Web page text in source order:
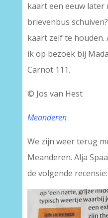
kaart een eeuw later
brievenbus
kaart zelf te houden.
ik op bezoek bij
Carnot 111.
© Jos van Hest
Meanderen
We zijn weer terug
Meanderen. Alja
de volgende recensie: